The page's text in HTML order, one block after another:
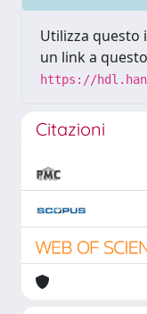
Utilizza questo
un link a
https://
Citazioni